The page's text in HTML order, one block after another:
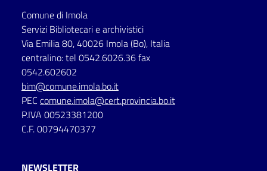
Comune di Imola
Servizi Bibliotecari e archivistici
Via Emilia 80, 40026 Imola (Bo), Italia
centralino: tel 0542.6026.36 fax
0542.602602
bim@comune.imola.bo.it
PEC comune.imola@cert.provincia.bo.it
P.IVA 00523381200
C.F. 00794470377
NEWSLETTER